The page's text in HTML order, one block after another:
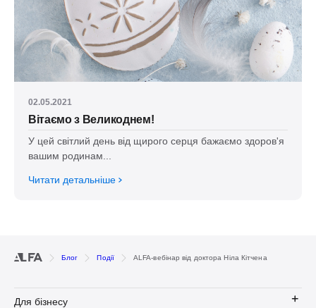
02.05.2021
Вітаємо з Великоднем!
У цей світлий день від щирого серця бажаємо здоров'я
вашим родинам...
Читати детальніше
Блог Події ALFA-вебінар від доктора Ніла Кітчена
Для бізнесу